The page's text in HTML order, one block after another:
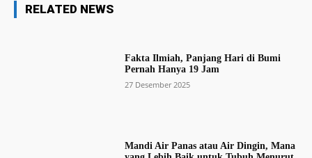
RELATED NEWS
Fakta Ilmiah, Panjang Hari di Bumi
Pernah Hanya 19 Jam
27 Desember 2025
Mandi Air Panas atau Air Dingin, Mana